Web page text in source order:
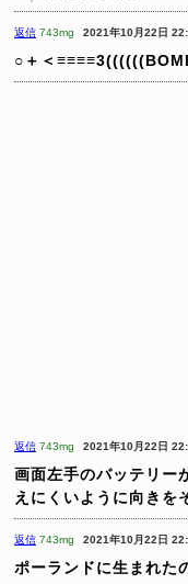
返信 743mg 2021年10月22日
○＋＜
返信 743mg 2021年10月22日
画面左手のバッテリー
えにくいように向きを
返信 743mg 2021年10月22日
ポーランドに生まれた